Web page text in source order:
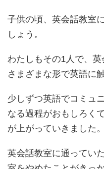
子供の頃、英会話教室
しょう。
わたしもその1人で、英
さまざまな形で英語に
少しずつ英語でコミュ
なる過程がおもしろく
が上がっていきました。
英会話教室に通ってい